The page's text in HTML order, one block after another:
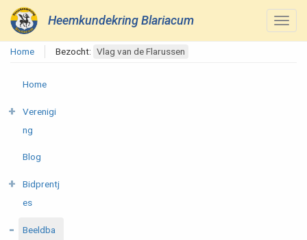
Heemkundekring Blariacum
Home Bezocht: Vlag van de Flarussen
Home
Verenigi
ng
Blog
Bidprentj
es
Beeldba